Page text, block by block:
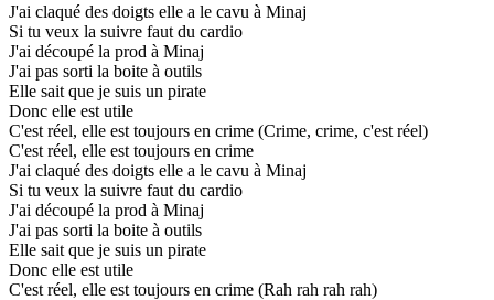
J'ai claqué des doigts elle a le cavu à Minaj
Si tu veux la suivre faut du cardio
J'ai découpé la prod à Minaj
J'ai pas sorti la boite à outils
Elle sait que je suis un pirate
Donc elle est utile
C'est réel, elle est toujours en crime (Crime, crime, c'est réel)
C'est réel, elle est toujours en crime
J'ai claqué des doigts elle a le cavu à Minaj
Si tu veux la suivre faut du cardio
J'ai découpé la prod à Minaj
J'ai pas sorti la boite à outils
Elle sait que je suis un pirate
Donc elle est utile
C'est réel, elle est toujours en crime (Rah rah rah rah)